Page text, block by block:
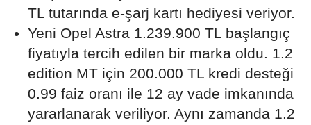
TL tutarında e-şarj kartı hediyesi veriyor.
Yeni Opel Astra 1.239.900 TL başlangıç
fiyatıyla tercih edilen bir marka oldu. 1.2
edition MT için 200.000 TL kredi desteği
0.99 faiz oranı ile 12 ay vade imkanında
yararlanarak veriliyor. Aynı zamanda 1.2